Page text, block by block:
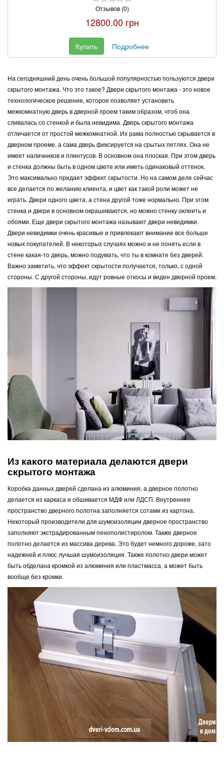
Отзывов (0)
12800.00 грн
Купить Подробнее
На сегодняшний день очень большой популярностью пользуются двери
скрытого монтажа. Что это такое? Двери скрытого монтажа - это новое
технологическое решение, которое позволяет установить
межкомнатную дверь в дверной проем таким образом, чтоб она
сливалась со стенкой и была невидима. Дверь скрытого монтажа
отличается от простой межкомнатной. Их рама полностью скрывается в
дверном проеме, а сама дверь фиксируется на срытых петлях. Она не
имеет наличников и плинтусов. В основном она плоская. При этом дверь
и стенка должны быть в одном цвете или иметь одинаковый оттенок.
Это максимально придает эффект скрытости. Но на самом деле сейчас
все делается по желанию клиента, и цвет как такой роли может не
играть. Двери одного цвета, а стена другой тоже нормально. При этом
стенка и двери в основном окрашиваются, но можно стенку оклеить и
обоями. Еще двери скрытого монтажа называют двери невидимки.
Двери невидимки очень красивые и привлекают внимание все больше
новых покупателей. В некоторых случаях можно и не понять если в
стене какая-то дверь, можно подумать, что ты в комнате без дверей.
Важно заметить, что эффект скрытости получается, только, с одной
стороны. С другой стороны, идут ровные откосы и виден дверной проем.
Из какого материала делаются двери
скрытого монтажа
Коробка данных дверей сделана из алюминия, а дверное полотно
делается из каркаса и обшивается МДФ или ЛДСП. Внутреннее
пространство дверного полотна заполняется сотами из картона.
Некоторый производители для шумоизоляции дверное пространство
заполняют экстрадированным пенополистиролом. Также дверное
полотно делается из массива дерева. Это будет немного дороже, зато
надежней и плюс лучшая шумоизоляция. Также полотно двери может
быть обделана кромкой из алюминия или пластмасса, а может быть
вообще без кромки.